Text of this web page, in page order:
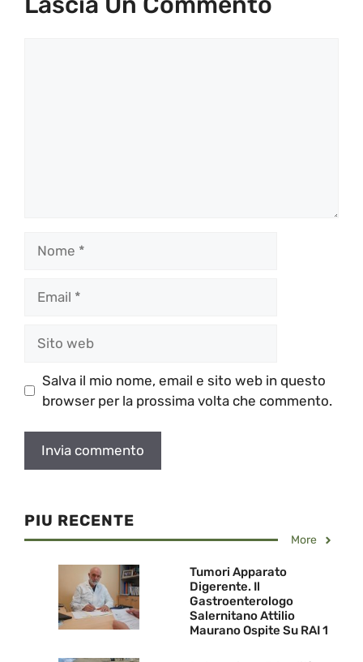
web
Salva il mio nome, email e sito web in questo
browser per la prossima volta che commento.
PIU RECENTE
More
Tumori Apparato
Digerente. Il
Gastroenterologo
Salernitano Attilio
Maurano Ospite Su RAI 1